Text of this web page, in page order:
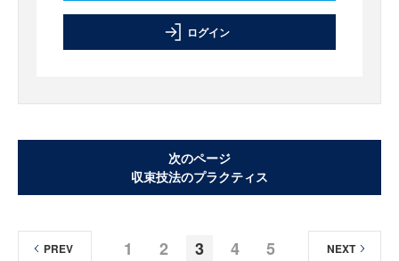
ログイン
次のページ
収束技法のプラクティス
1 2 3 4 5
PREV NEXT